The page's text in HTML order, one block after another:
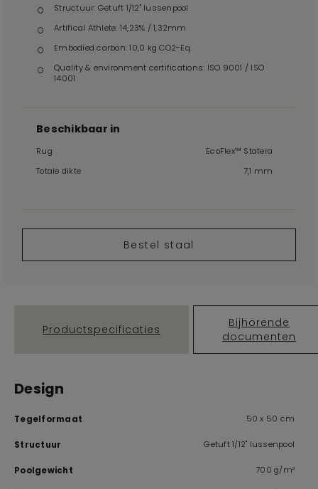
Structuur: Getuft 1/12" lussenpool
Artifical Athlete: 14,23% / 1,32mm
Embodied carbon: 10,0 kg CO2-Eq.
Quality & environment certifications: ISO 9001 / ISO
14001
Beschikbaar in
Rug
EcoFlex™ Statera
Totale dikte
7,1 mm
Bestel staal
Productspecificaties
Bijhorende
documenten
Design
Tegelformaat 50 x 50 cm
Structuur Getuft 1/12" lussenpool
Poolgewicht 700 g/m²